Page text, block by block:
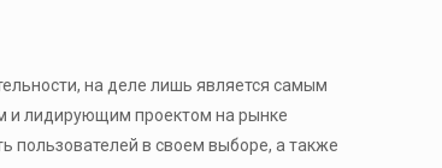
на деле лишь является самым
и лидирующим проектом на рынке
пользователей в своем выборе, а также